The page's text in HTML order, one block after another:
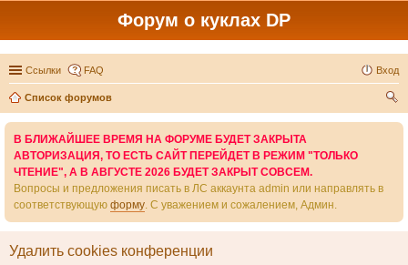
Форум о куклах DP
Ссылки FAQ Вход
Список форумов
В БЛИЖАЙШЕЕ ВРЕМЯ НА ФОРУМЕ БУДЕТ ЗАКРЫТА
АВТОРИЗАЦИЯ, ТО ЕСТЬ САЙТ ПЕРЕЙДЕТ В РЕЖИМ "ТОЛЬКО
ЧТЕНИЕ", А В АВГУСТЕ 2026 БУДЕТ ЗАКРЫТ СОВСЕМ.
Вопросы и предложения писать в ЛС аккаунта admin или направлять в
соответствующую форму. С уважением и сожалением, Админ.
Удалить cookies конференции